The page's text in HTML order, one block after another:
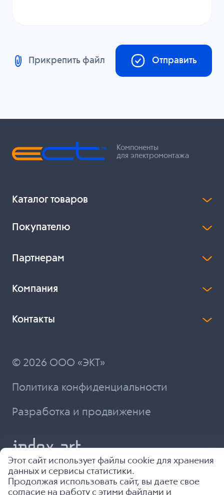
Прикрепить файл Отправить
Компоненты
для электромонтажа
Каталог товаров
Покупателю
Партнерам
Компания
Контакты
© 2026 ООО «ЭКТ»
Политика конфиденциальности
Разработка и продвижение
Этот сайт использует файлы cookie для хранения
данных и сервисы статистики.
Продолжая использовать сайт, вы даете свое
согласие на работу с этими файлами и